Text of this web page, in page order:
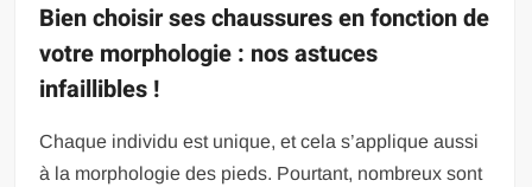
Bien choisir ses chaussures en fonction de
votre morphologie : nos astuces
infaillibles !
Chaque individu est unique, et cela s’applique aussi
à la morphologie des pieds. Pourtant, nombreux sont